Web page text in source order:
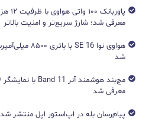
معرفی شد؛ شارژ سریع‌تر و امنیت بالاتر
شد
معرفی شد
پیام‌رسان بله در اپ‌استور اپل منتشر